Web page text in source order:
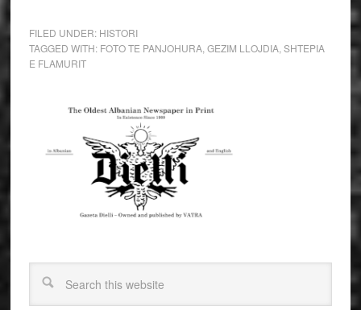
FILED UNDER: HISTORI
TAGGED WITH: FOTO TE PANJOHURA, GEZIM LLOJDIA, SHTEPIA
E FLAMURIT